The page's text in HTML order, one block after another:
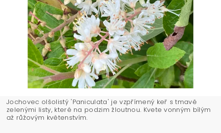
Jochovec olšolistý 'Paniculata' je vzpřímený keř s tmavě
zelenými listy, které na podzim žloutnou. Kvete vonným bílým
až růžovým květenstvím.